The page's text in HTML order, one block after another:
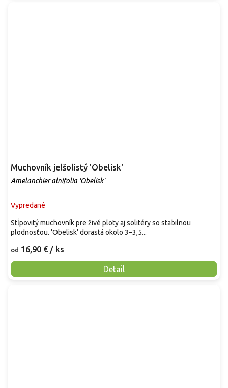
Muchovník jelšolistý 'Obelisk'
Amelanchier alnifolia 'Obelisk'
Vypredané
od 16,90 € / ks
Detail
Stĺpovitý muchovník pre živé ploty aj solitéry so stabilnou
plodnosťou. 'Obelisk' dorastá okolo 3–3,5...